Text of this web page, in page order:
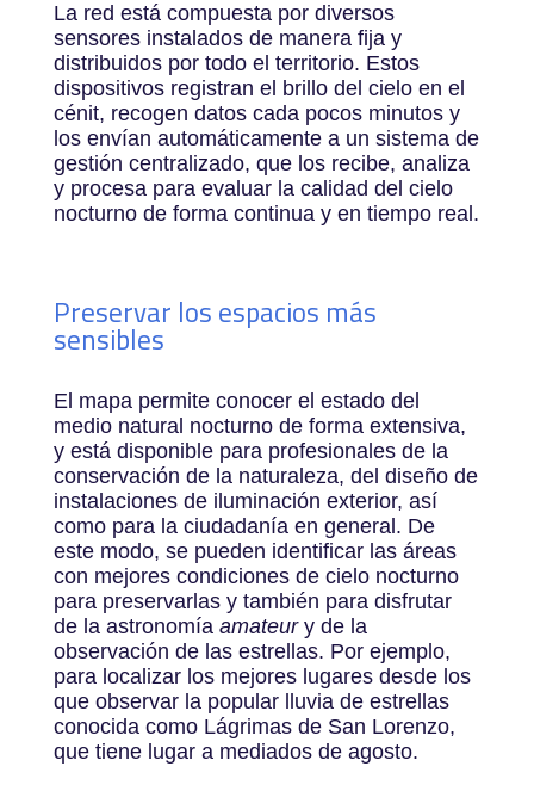
La red está compuesta por diversos
sensores instalados de manera fija y
distribuidos por todo el territorio. Estos
dispositivos registran el brillo del cielo en el
cénit, recogen datos cada pocos minutos y
los envían automáticamente a un sistema de
gestión centralizado, que los recibe, analiza
y procesa para evaluar la calidad del cielo
nocturno de forma continua y en tiempo real.
Preservar los espacios más
sensibles
El mapa permite conocer el estado del
medio natural nocturno de forma extensiva,
y está disponible para profesionales de la
conservación de la naturaleza, del diseño de
instalaciones de iluminación exterior, así
como para la ciudadanía en general. De
este modo, se pueden identificar las áreas
con mejores condiciones de cielo nocturno
para preservarlas y también para disfrutar
de la astronomía amateur y de la
observación de las estrellas. Por ejemplo,
para localizar los mejores lugares desde los
que observar la popular lluvia de estrellas
conocida como Lágrimas de San Lorenzo,
que tiene lugar a mediados de agosto.